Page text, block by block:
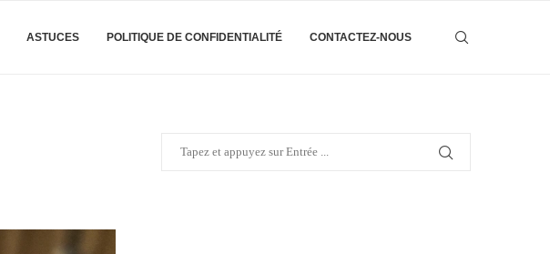
ASTUCES POLITIQUE DE CONFIDENTIALITÉ CONTACTEZ-NOUS